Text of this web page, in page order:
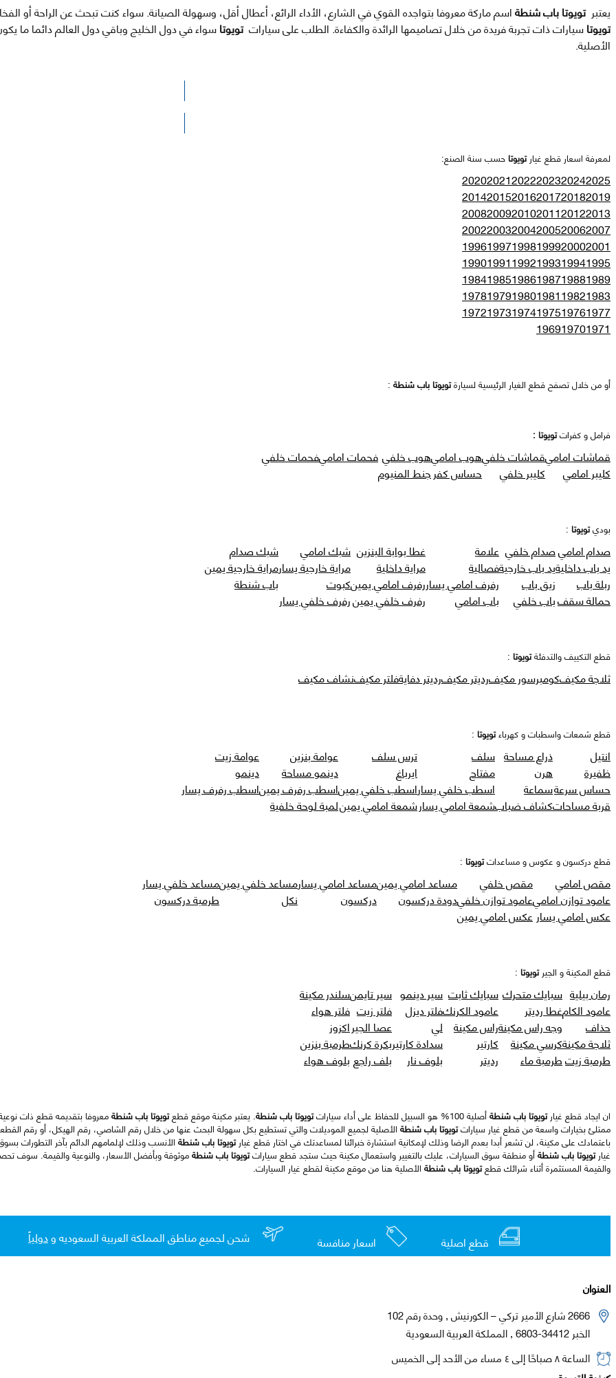
يعتبرتويوتا باب شنطةاسم ماركة معروفا بتواجده القوي في الشارع، الأداء الرائع، أعطال أقل، وسهولة الصيانة. سواء كنت تبحث عن الراحة أو
تويوتاسيارات ذات تجربة فريدة من خلال تصاميمها الرائدة والكفاءة. الطلب على سياراتتويوتاسواء في دول الخليج وباقي دول العالم دائما ما
الأصلية.
الرجاء الضغط هنا للوصول لصفحة البحث
لمعرفة اسعار قطع غيارتويوتا حسب سنة الصنع:
2025
2024
2023
2022
2021
2020
2019
2018
2017
2016
2015
2014
2013
2012
2011
2010
2009
2008
2007
2006
2005
2004
2003
2002
2001
2000
1999
1998
1997
1996
1995
1994
1993
1992
1991
1990
1989
1988
1987
1986
1985
1984
1983
1982
1981
1980
1979
1978
1977
1976
1975
1974
1973
1972
1971
1970
1969
أو من خلال تصفح قطع الغيار الرئيسية لسيارةتويوتا باب شنطة :
فرامل و كفراتتويوتا :
قماشات اماميقماشات خلفيهوب اماميهوب خلفي فحمات اماميفحمات خلفي
كليبر امامي
كليبر خلفي حساس كفرجنط المنيوم
بوديتويوتا :
صدام اماميصدام خلفي علامة غطا بوابة البنزين شبك امامي
شبك صدام
يد باب داخليةيد باب خارجيةفصالية مراية داخلية مراية خارجية يسارمراية خارجية يمين
ربلة باب
زيق باب رفرف امامي يساررفرف امامي يمينكبوت
باب شنطة
حمالة سقفباب خلفي باب امامي رفرف خلفي يمينرفرف خلفي يسار
قطع التكييف والتدفئةتويوتا :
ثلاجة مكيفكومبرسور مكيفرديتر مكيفرديتر دفايةفلتر مكيفنشاف مكيف
قطع شمعات واسطبات و كهرباءتويوتا :
انتيل ذراع مساحة سلف ترس سلف عوامة بنزين
عوامة زيت
ظفيرة
هرن مفتاح ايرباغ دينمو مساحة
دينمو
حساس سرعةسماعة اسطب خلفي يساراسطب خلفي يميناسطب رفرف يميناسطب رفرف يسار
قربة مساحاتكشاف ضبابشمعة امامي يسارشمعة امامي يمينلمبة لوحة خلفية
قطع دركسون و عكوس و مساعداتتويوتا :
مقص امامي مقص خلفي مساعد امامي يمينمساعد امامي يسارمساعد خلفي يمينمساعد خلفي يسار
عامود توازن اماميعامود توازن خلفيدودة دركسون دركسون نكل
طرمبة دركسون
عكس امامي يسار عكس امامي يمين
قطع المكينة و الجيرتويوتا :
رمان بيلية سبايك متحرك سبايك ثابت سير دينمو سير تايمنسلندر مكينة
عامود الكامغطا رديتر عامود الكرنكفلتر ديزل فلتر زيت فلتر هواء
حذاف
وجه راس مكينةراس مكينة لي عصا الجيراكزوز
ثلاجة مكينةكرسي مكينة كارتير سدادة كارتيربكرة كرنكطرمبة بنزين
طرمبة زيتطرمبة ماء رديتر بلوف نار بلف راجع بلوف هواء
ان ايجاد قطع غيارتويوتا باب شنطةأصلية 100% هو السبيل للحفاظ على أداء سيارات تويوتا باب شنطة. يعتبر مكينة موقع قطعتويوتا باب شنطةمعروفا بتقديمه قطع ذات
ممتلئ بخيارات واسعة من قطع غيار سياراتتويوتا باب شنطة الأصلية لجميع الموديلات والتي تستطيع بكل سهولة البحث عنها من خلال رقم الشاصي، رقم الهيكل، أو رقم
باعتمادك على مكينة، لن تشعر أبدا بعدم الرضا وذلك لإمكانية استشارة خبرائنا لمساعدتك في اختار قطع غيارتويوتا باب شنطة الأنسب وذلك لإلمامهم الدائم بآخر التطورات
غيارتويوتا باب شنطةأو منطقة سوق السيارات، عليك بالتغيير واستعمال مكينة حيث ستجد قطع سياراتتويوتا باب شنطةموثوقة وبأفضل الأسعار، والنوعية والقيمة. سوف
والقيمة المستثمرة أثناء شرائك قطعتويوتا باب شنطة الأصلية هنا من موقع مكينة لقطع غيار السيارات.
قطع اصلية اسعار منافسة شحن لجميع مناطق المملكة العربية السعوديه ودولياً
العنوان
2666 شارع الأمير تركي – الكورنيش , وحدة رقم 102
الخبر 34412-6803 , المملكة العربية السعودية
الساعة ٨ صباحًا إلى ٤ مساء من الأحد إلى الخميس